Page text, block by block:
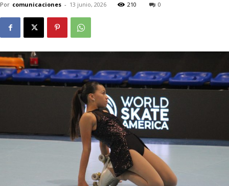
Por comunicaciones - 13 junio, 2026 210 0